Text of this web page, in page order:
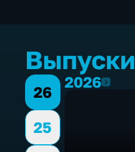
Выпуски
26
25
20262026